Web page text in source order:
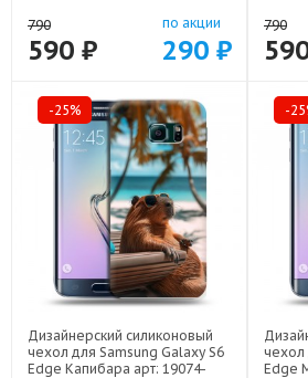
790
590 ₽
по акции
290 ₽
790
-25%
Дизайнерский силиконовый
чехол для Samsung Galaxy S6
Edge Капибара арт: 19074-
-
чехол
Edge